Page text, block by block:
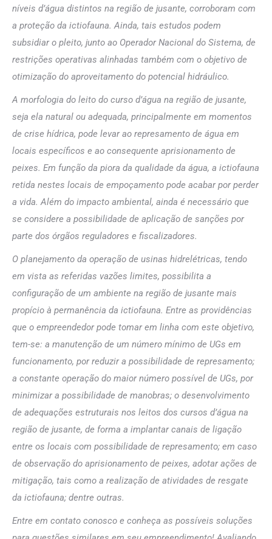
níveis d’água distintos na região de jusante, corroboram com
a proteção da ictiofauna. Ainda, tais estudos podem
subsidiar o pleito, junto ao Operador Nacional do Sistema, de
restrições operativas alinhadas também com o objetivo de
otimização do aproveitamento do potencial hidráulico.
A morfologia do leito do curso d’água na região de jusante,
seja ela natural ou adequada, principalmente em momentos
de crise hídrica, pode levar ao represamento de água em
locais específicos e ao consequente aprisionamento de
peixes. Em função da piora da qualidade da água, a ictiofauna
retida nestes locais de empoçamento pode acabar por perder
a vida. Além do impacto ambiental, ainda é necessário que
se considere a possibilidade de aplicação de sanções por
parte dos órgãos reguladores e fiscalizadores.
O planejamento da operação de usinas hidrelétricas, tendo
em vista as referidas vazões limites, possibilita a
configuração de um ambiente na região de jusante mais
propício à permanência da ictiofauna. Entre as providências
que o empreendedor pode tomar em linha com este objetivo,
tem-se: a manutenção de um número mínimo de UGs em
funcionamento, por reduzir a possibilidade de represamento;
a constante operação do maior número possível de UGs, por
minimizar a possibilidade de manobras; o desenvolvimento
de adequações estruturais nos leitos dos cursos d’água na
região de jusante, de forma a implantar canais de ligação
entre os locais com possibilidade de represamento; em caso
de observação do aprisionamento de peixes, adotar ações de
mitigação, tais como a realização de atividades de resgate
da ictiofauna; dentre outras.
Entre em contato conosco e conheça as possíveis soluções